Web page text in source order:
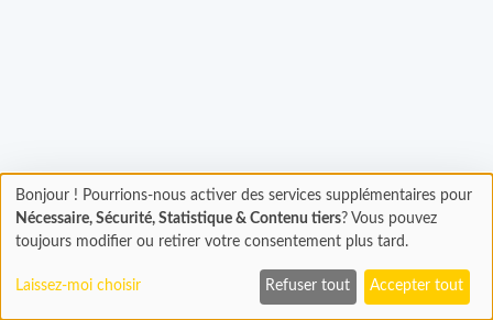
Chargement
En cours...
Bonjour ! Pourrions-nous activer des services supplémentaires pour
Nécessaire, Sécurité, Statistique & Contenu tiers? Vous pouvez
toujours modifier ou retirer votre consentement plus tard.
Laissez-moi choisir Refuser tout Accepter tout